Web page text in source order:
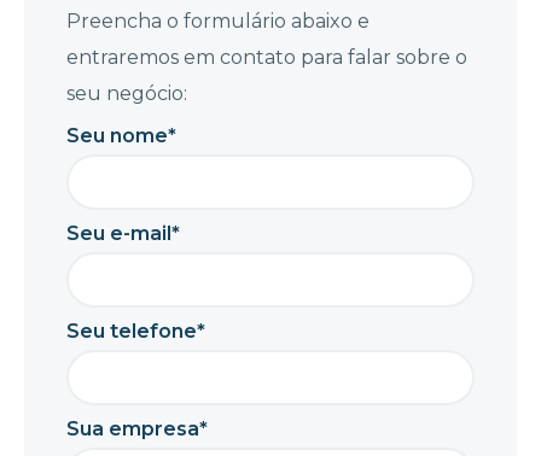
Preencha o formulário abaixo e
entraremos em contato para falar sobre o
seu negócio:
Seu nome*
Seu e-mail*
Seu telefone*
Sua empresa*